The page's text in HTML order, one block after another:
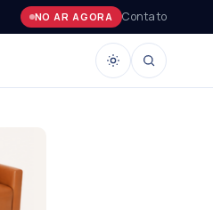
NO AR AGORA Contato